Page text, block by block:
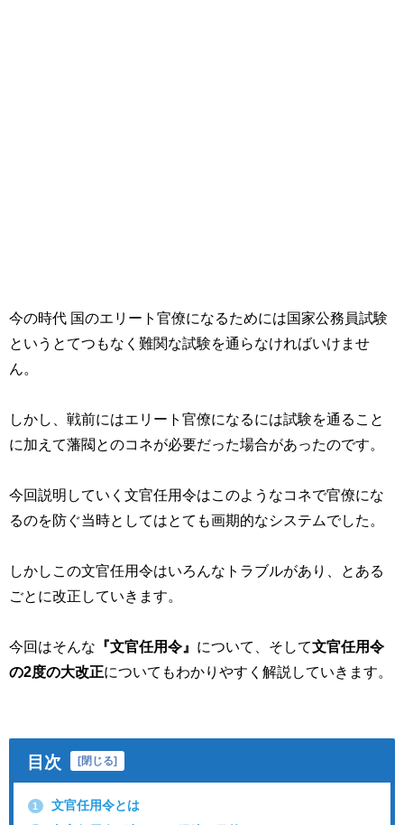
今の時代 国のエリート官僚になるためには国家公務員試験
というとてつもなく難関な試験を通らなければいけませ
ん。
しかし、戦前にはエリート官僚になるには試験を通ること
に加えて藩閥とのコネが必要だった場合があったのです。
今回説明していく文官任用令はこのようなコネで官僚にな
るのを防ぐ当時としてはとても画期的なシステムでした。
しかしこの文官任用令はいろんなトラブルがあり、とある
ごとに改正していきます。
今回はそんな 『文官任用令』 について、そして文官任用令
の2度の大改正についてもわかりやすく解説していきます。
目次 [閉じる]
1 文官任用令とは